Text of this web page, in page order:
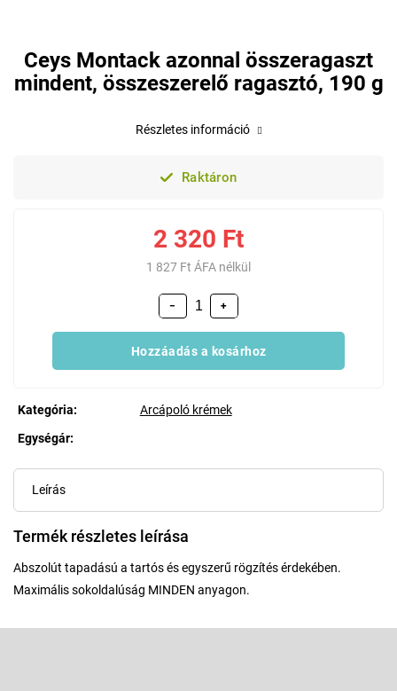
Ceys Montack azonnal összeragaszt
mindent, összeszerelő ragasztó, 190 g
Raktáron
2 320 Ft
1 827 Ft ÁFA nélkül
+
−
Hozzáadás a kosárhoz
Kategória:
Arcápoló krémek
Egységár:
Részletes információ
Leírás
Termék részletes leírása
Abszolút tapadású a tartós és egyszerű rögzítés érdekében.
Maximális sokoldalúság MINDEN anyagon.